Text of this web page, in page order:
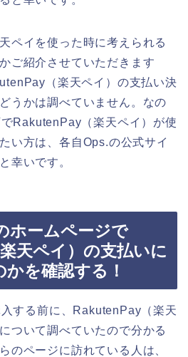
ペイを使った時に考えられる
ご紹介させていただきます
（楽天ペイ）の支払い決
うかは調べていません。なの
RakutenPay（楽天ペイ）が使
い方は、各自Ops.の公式サイ
幸いです。
ホームページで
天ペイ）の支払いに
を確認する！
する前に、RakutenPay（楽天
ついて調べていたので分かる
のページに訪れている人は、